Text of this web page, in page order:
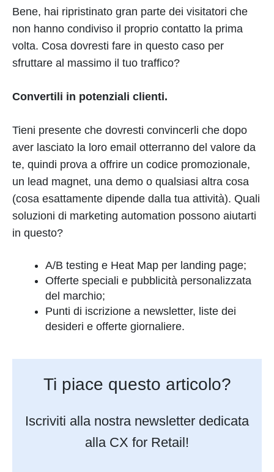
Bene, hai ripristinato gran parte dei visitatori che
non hanno condiviso il proprio contatto la prima
volta. Cosa dovresti fare in questo caso per
sfruttare al massimo il tuo traffico?
Convertili in potenziali clienti.
Tieni presente che dovresti convincerli che dopo
aver lasciato la loro email otterranno del valore da
te, quindi prova a offrire un codice promozionale,
un lead magnet, una demo o qualsiasi altra cosa
(cosa esattamente dipende dalla tua attività). Quali
soluzioni di marketing automation possono aiutarti
in questo?
A/B testing e Heat Map per landing page;
Offerte speciali e pubblicità personalizzata
del marchio;
Punti di iscrizione a newsletter, liste dei
desideri e offerte giornaliere.
Ti piace questo articolo?
Iscriviti alla nostra newsletter dedicata
alla CX for Retail!